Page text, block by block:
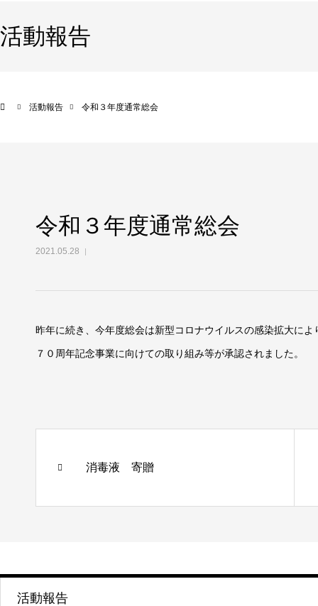
活動報告
活動報告 令和３年度通常総会
令和３年度通常総会
2021.05.28
昨年に続き、今年度総会は新型コロナウイルスの感染拡大に
７０周年記念事業に向けての取り組み等が承認されました。
消毒液 寄贈
活動報告